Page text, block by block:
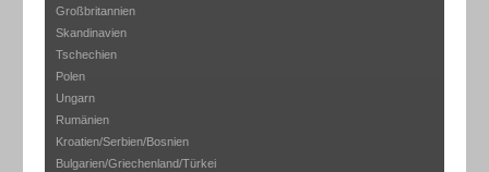
Großbritannien
Skandinavien
Tschechien
Polen
Ungarn
Rumänien
Kroatien/Serbien/Bosnien
Bulgarien/Griechenland/Türkei